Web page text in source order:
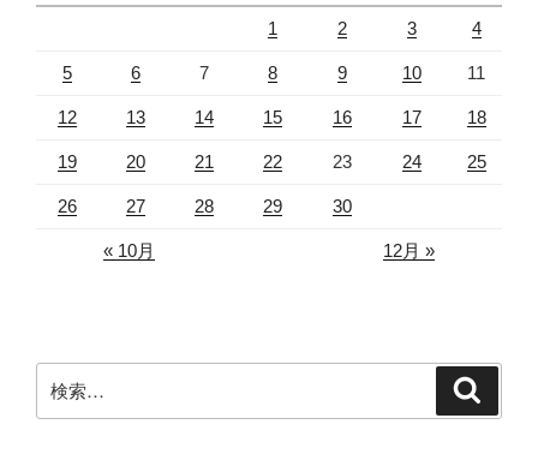
1 2 3 4
5 6 7 8 9 10 11
12 13 14 15 16 17 18
19 20 21 22 23 24 25
26 27 28 29 30
« 10月 12月 »
索: